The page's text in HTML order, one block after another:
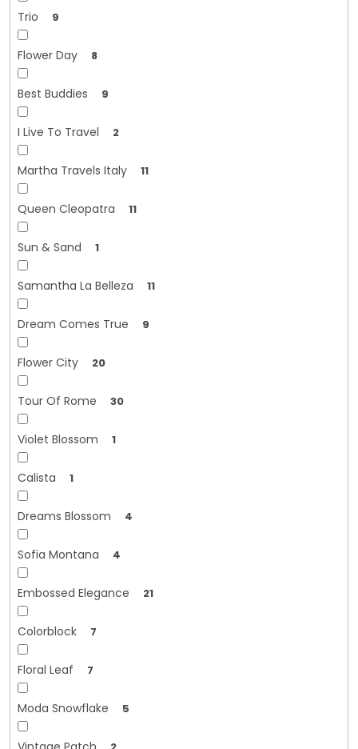
Trio 9
Flower Day 8
Best Buddies 9
I Live To Travel 2
Martha Travels Italy 11
Queen Cleopatra 11
Sun & Sand 1
Samantha La Belleza 11
Dream Comes True 9
Flower City 20
Tour Of Rome 30
Violet Blossom 1
Calista 1
Dreams Blossom 4
Sofia Montana 4
Embossed Elegance 21
Colorblock 7
Floral Leaf 7
Moda Snowflake 5